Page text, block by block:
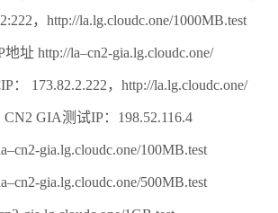
，http://la.lg.cloudc.one/1000MB.test
址 http://la–cn2-gia.lg.cloudc.one/
： 173.82.2.222，http://la.lg.cloudc.one/
GIA测试IP：198.52.116.4
gia.lg.cloudc.one/100MB.test
gia.lg.cloudc.one/500MB.test